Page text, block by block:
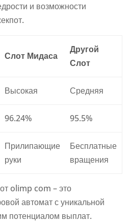
и возможности
Слот Мидаса
Другой
Слот
Высокая Средняя
96.24% 95.5%
Прилипающие
руки
Бесплатные
вращения
olimp com – это
автомат с уникальной
потенциалом выплат.